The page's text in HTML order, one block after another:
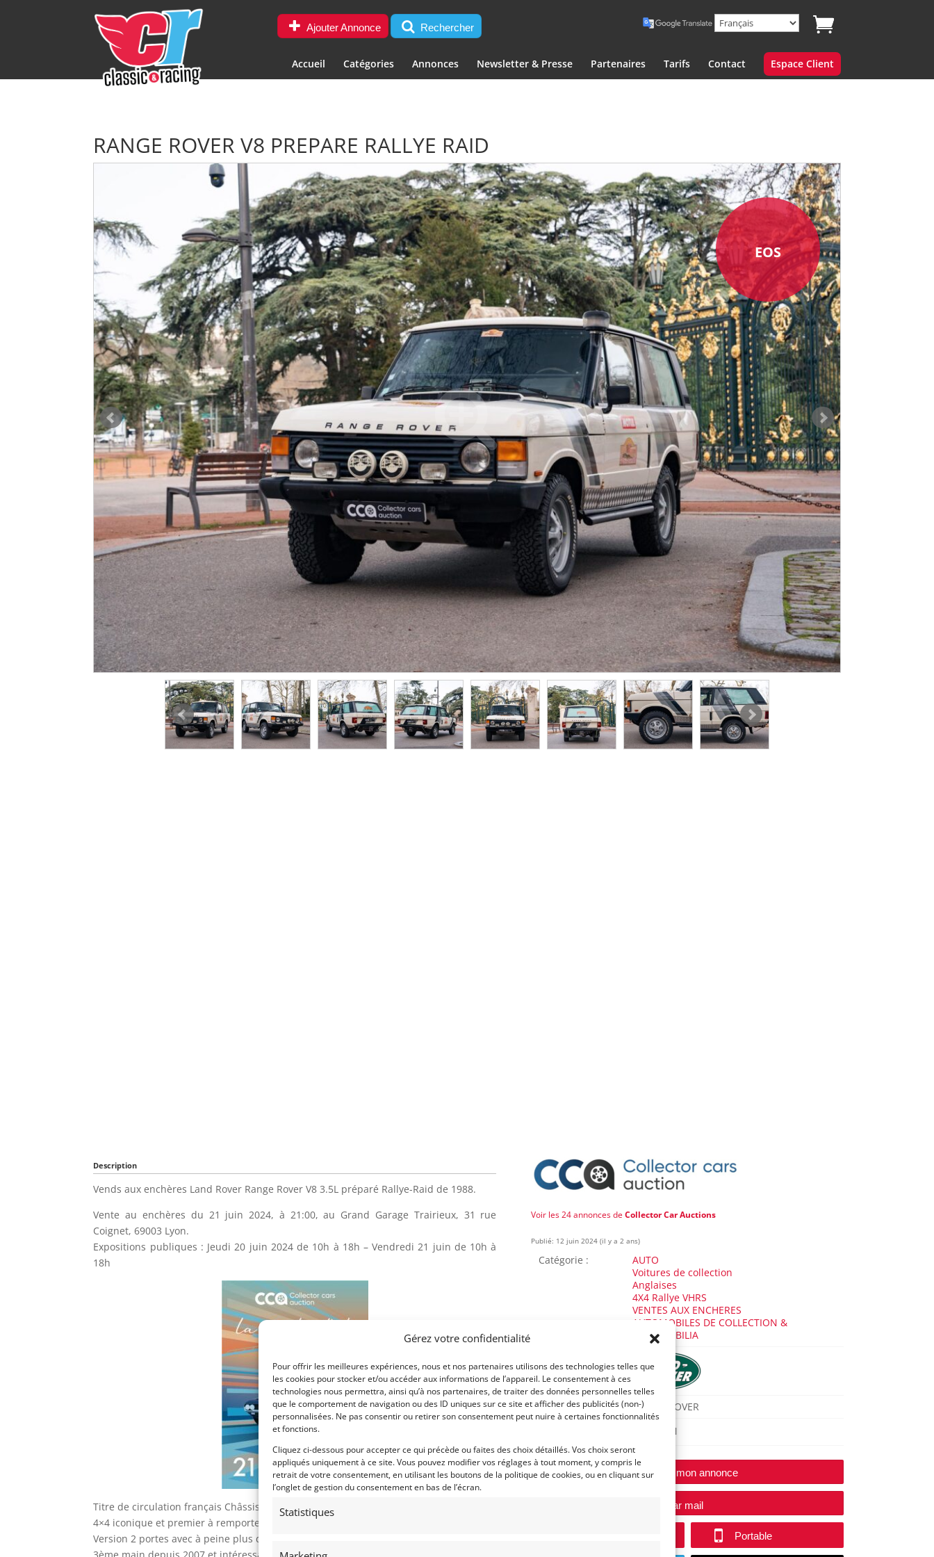
Gérez votre confidentialité
Pour offrir les meilleures expériences, nous et nos partenaires utilisons des technologies telles que
les cookies pour stocker et/ou accéder aux informations de l’appareil. Le consentement à ces
technologies nous permettra, ainsi qu’à nos partenaires, de traiter des données personnelles telles
que le comportement de navigation ou des ID uniques sur ce site et afficher des publicités (non-)
personnalisées. Ne pas consentir ou retirer son consentement peut nuire à certaines fonctionnalités
et fonctions.
Cliquez ci-dessous pour accepter ce qui précède ou faites des choix détaillés. Vos choix seront
appliqués uniquement à ce site. Vous pouvez modifier vos réglages à tout moment, y compris le
retrait de votre consentement, en utilisant les boutons de la politique de cookies, ou en cliquant sur
l’onglet de gestion du consentement en bas de l’écran.
Statistiques
Ajouter Annonce Rechercher
Accueil Catégories Annonces Newsletter & Presse Partenaires Tarifs Contact Espace Client
RANGE ROVER V8 PREPARE RALLYE RAID
EOS
Description
Vends aux enchères Land Rover Range Rover V8 3.5L préparé Rallye-Raid de 1988.
Vente au enchères du 21 juin 2024, à 21:00, au Grand Garage Trairieux, 31 rue
Coignet, 69003 Lyon.
Expositions publiques : Jeudi 20 juin 2024 de 10h à 18h – Vendredi 21 juin de 10h à
18h
Titre de circulation français Châssis n°SALLHABV8EA339037.
4×4 iconique et premier à remporter le Paris-Dakar.
Version 2 portes avec à peine plus de 120 000 kms d’origine.
Voir les 24 annonces deCollector Car Auctions
Publié: 12 juin 2024 (il y a 2 ans)
Catégorie :
AUTO
Voitures de collection
Anglaises
4X4 Rallye VHRS
VENTES AUX ENCHERES
AUTOMOBILES DE COLLECTION &
AUTOMOBILIA
Modèle :
RANGE ROVER
LYON
Modifier mon annonce
Contacter le vendeur par mail
Portable